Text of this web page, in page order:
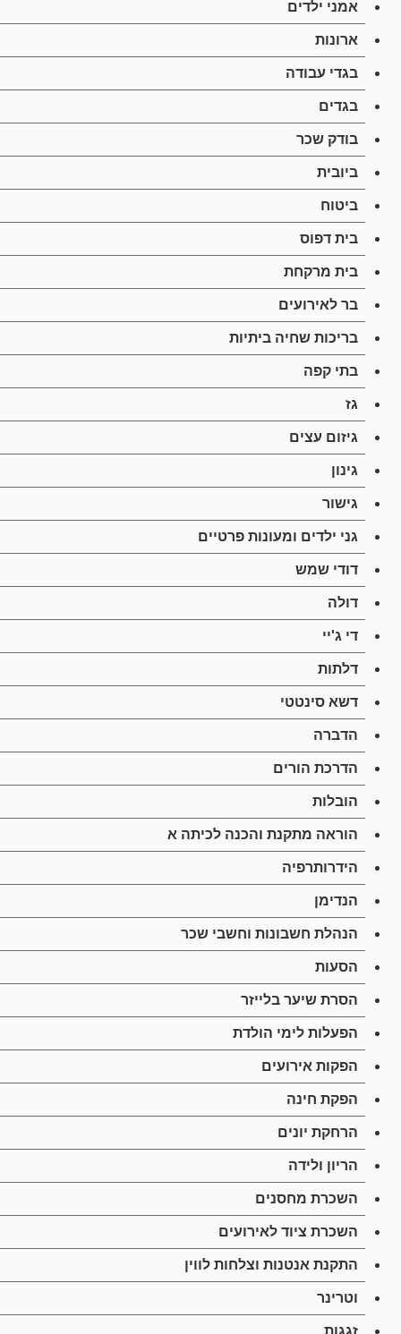
אמני ילדים
ארונות
בגדי עבודה
בגדים
בודק שכר
ביובית
ביטוח
בית דפוס
בית מרקחת
בר לאירועים
בריכות שחיה ביתיות
בתי קפה
גז
גיזום עצים
גינון
גישור
גני ילדים ומעונות פרטיים
דודי שמש
דולה
די ג'יי
דלתות
דשא סינטטי
הדברה
הדרכת הורים
הובלות
הוראה מתקנת והכנה לכיתה א
הידרותרפיה
הנדימן
הנהלת חשבונות וחשבי שכר
הסעות
הסרת שיער בלייזר
הפעלות לימי הולדת
הפקות אירועים
הפקת חינה
הרחקת יונים
הריון ולידה
השכרת מחסנים
השכרת ציוד לאירועים
התקנת אנטנות וצלחות לווין
וטרינר
זגגות